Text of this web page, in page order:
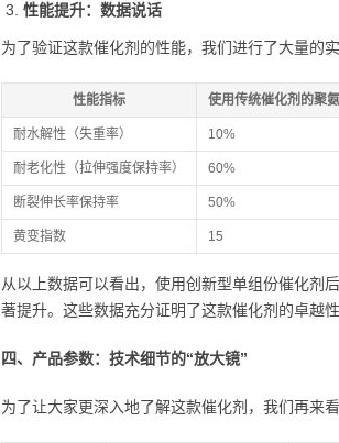
性能提升：数据说话
为了验证这款催化剂的性能，我们进行了大量的
性能指标 使用传统催化剂的聚
耐水解性（失重率） 10%
耐老化性（拉伸强度保持率） 60%
断裂伸长率保持率 50%
黄变指数 15
从以上数据可以看出，使用创新型单组份催化剂
著提升。这些数据充分证明了这款催化剂的卓越性
四、产品参数：技术细节的“放大镜”
为了让大家更深入地了解这款催化剂，我们再来